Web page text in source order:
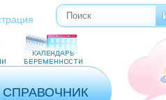
Форма поиска
Поиск
СПРАВОЧНИК